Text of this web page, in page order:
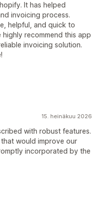
It has helped
invoicing process.
helpful, and quick to
highly recommend this app
invoicing solution.
15. heinäkuu 2026
with robust features.
would improve our
incorporated by the